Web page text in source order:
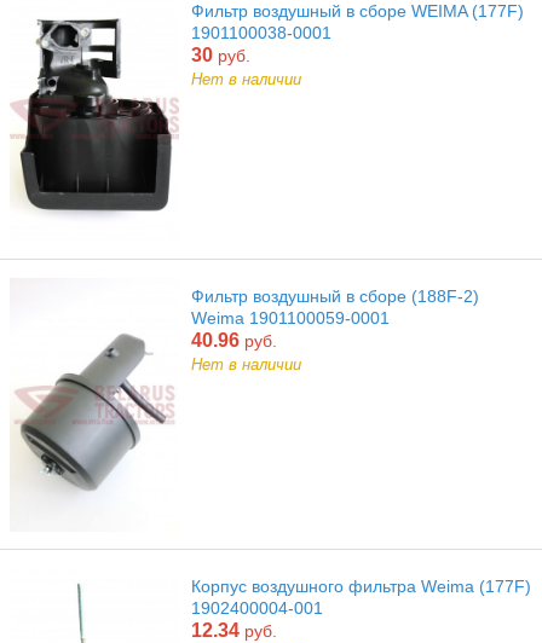
Фильтр воздушный в сборе WEIMA (177F)
1901100038-0001
30 руб.
Нет в наличии
Фильтр воздушный в сборе (188F-2)
Weima 1901100059-0001
40.96 руб.
Нет в наличии
Корпус воздушного фильтра Weima (177F)
1902400004-001
12.34 руб.